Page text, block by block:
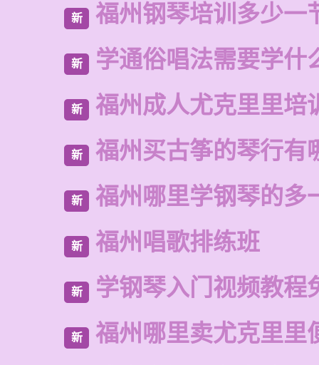
新 福州钢琴培训多少一
新 学通俗唱法需要学什
新 福州成人尤克里里培
新 福州买古筝的琴行有
新 福州哪里学钢琴的多
新 福州唱歌排练班
新 学钢琴入门视频教程
新 福州哪里卖尤克里里